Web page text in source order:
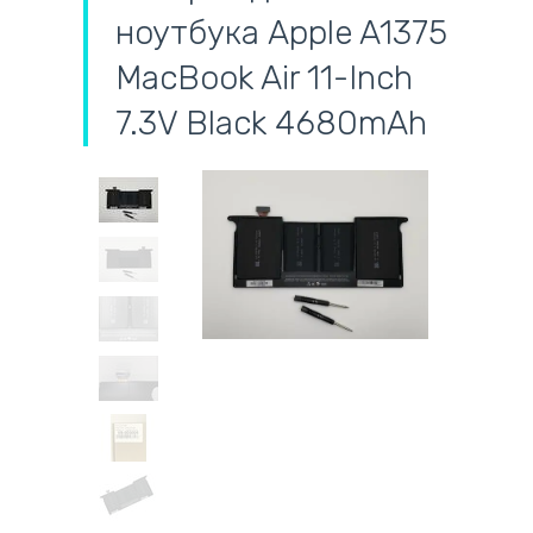
ноутбука Apple A1375
MacBook Air 11-Inch
7.3V Black 4680mAh